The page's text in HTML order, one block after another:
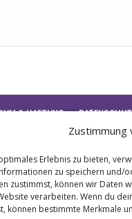
Zustimmung
Erlebnis zu bieten,
zu speichern und/
zustimmst, können wir Daten
verarbeiten. Wenn du
können bestimmte Merkmale
& HAFTUNG